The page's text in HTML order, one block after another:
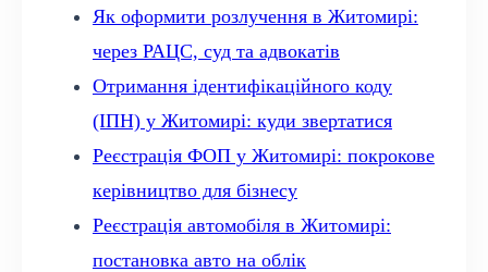
Як оформити розлучення в Житомирі:
через РАЦС, суд та адвокатів
Отримання ідентифікаційного коду
(ІПН) у Житомирі: куди звертатися
Реєстрація ФОП у Житомирі: покрокове
керівництво для бізнесу
Реєстрація автомобіля в Житомирі:
постановка авто на облік